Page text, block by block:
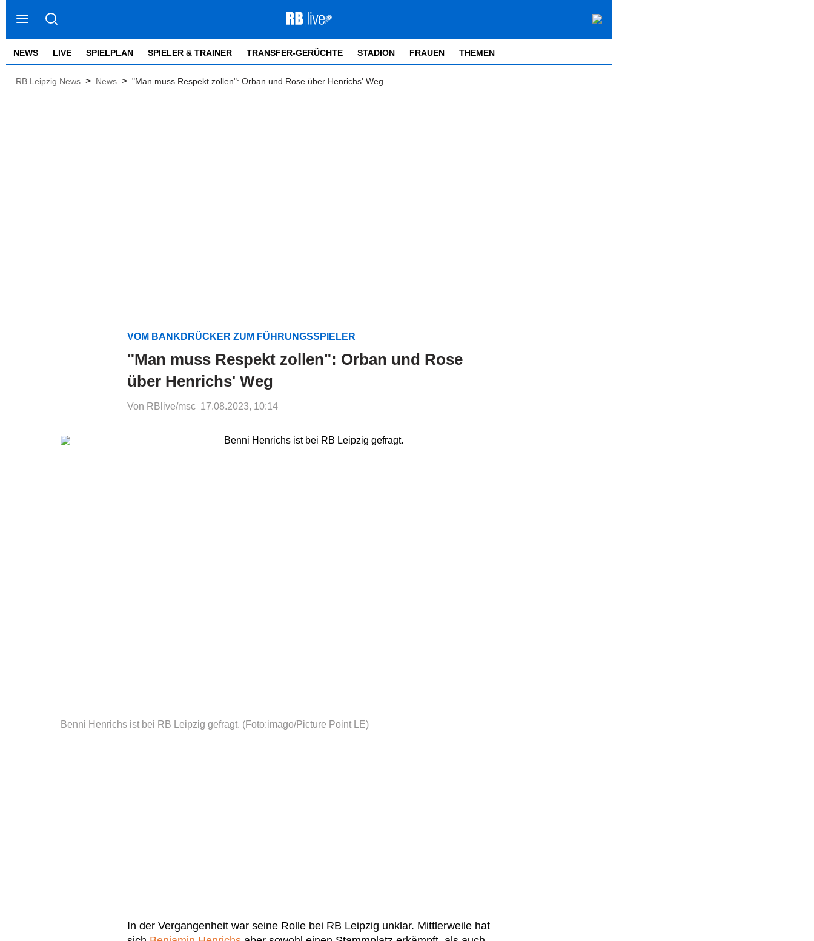
NEWS LIVE SPIELPLAN SPIELER & TRAINER TRANSFER-GERÜCHTE STADION FRAUEN THEMEN
RB Leipzig News > News > "Man muss Respekt zollen": Orban und Rose über Henrichs' Weg
VOM BANKDRÜCKER ZUM FÜHRUNGSSPIELER
"Man muss Respekt zollen": Orban und Rose
über Henrichs' Weg
Von RBlive/msc 17.08.2023, 10:14
Benni Henrichs ist bei RB Leipzig gefragt. (Foto:imago/Picture Point LE)
In der Vergangenheit war seine Rolle bei RB Leipzig unklar. Mittlerweile hat